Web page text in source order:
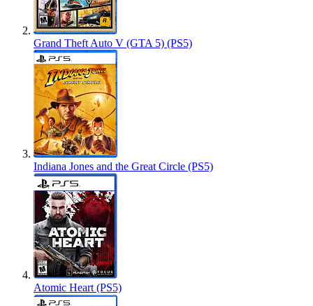
Grand Theft Auto V (GTA 5) (PS5)
Indiana Jones and the Great Circle (PS5)
Atomic Heart (PS5)